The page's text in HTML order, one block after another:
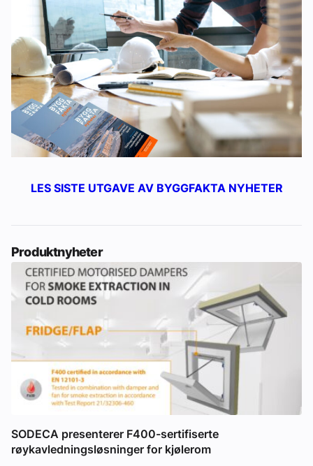
LES SISTE UTGAVE AV BYGGFAKTA NYHETER
Produktnyheter
SODECA presenterer F400-sertifiserte
røykavledningsløsninger for kjølerom